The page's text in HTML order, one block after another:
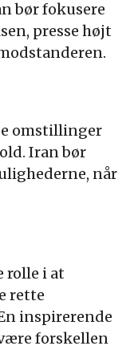
bør fokusere
presse højt
omstillinger
Iran bør
når
rolle i at
rette
inspirerende
forskellen